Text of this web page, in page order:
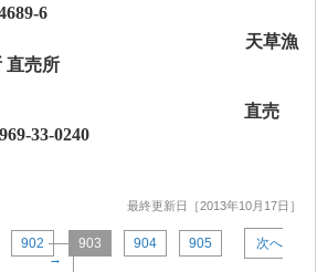
6
漁
直売所
直売
33-0240
最終更新日［2013年10月17日］
902 903 904 905
次へ
→